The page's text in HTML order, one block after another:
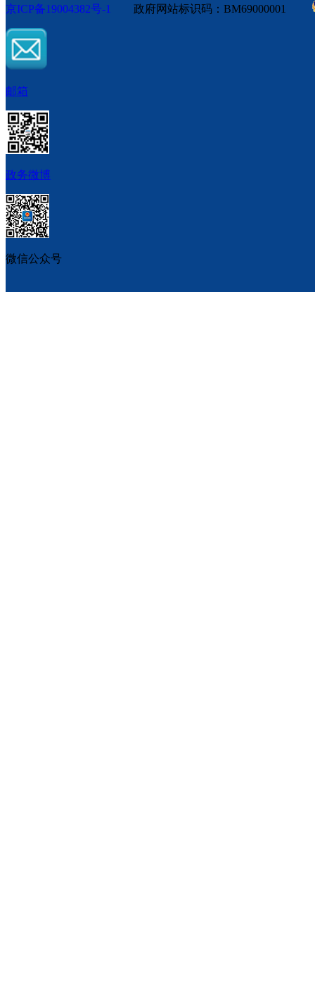
京ICP备19004382号-1 政府网站标识码：BM69000001
邮箱
政务微博
微信公众号